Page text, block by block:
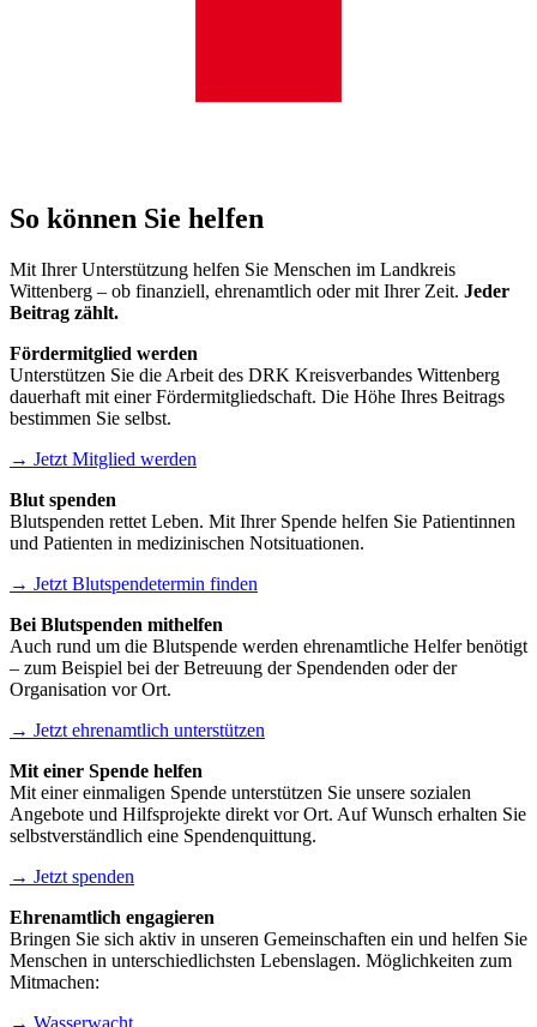
So können Sie helfen
Mit Ihrer Unterstützung helfen Sie Menschen im Landkreis
Wittenberg – ob finanziell, ehrenamtlich oder mit Ihrer Zeit. Jeder
Beitrag zählt.
Fördermitglied werden
Unterstützen Sie die Arbeit des DRK Kreisverbandes Wittenberg
dauerhaft mit einer Fördermitgliedschaft. Die Höhe Ihres Beitrags
bestimmen Sie selbst.
→ Jetzt Mitglied werden
Blut spenden
Blutspenden rettet Leben. Mit Ihrer Spende helfen Sie Patientinnen
und Patienten in medizinischen Notsituationen.
→ Jetzt Blutspendetermin finden
Bei Blutspenden mithelfen
Auch rund um die Blutspende werden ehrenamtliche Helfer benötigt
– zum Beispiel bei der Betreuung der Spendenden oder der
Organisation vor Ort.
→ Jetzt ehrenamtlich unterstützen
Mit einer Spende helfen
Mit einer einmaligen Spende unterstützen Sie unsere sozialen
Angebote und Hilfsprojekte direkt vor Ort. Auf Wunsch erhalten Sie
selbstverständlich eine Spendenquittung.
→ Jetzt spenden
Ehrenamtlich engagieren
Bringen Sie sich aktiv in unseren Gemeinschaften ein und helfen Sie
Menschen in unterschiedlichsten Lebenslagen. Möglichkeiten zum
Mitmachen: